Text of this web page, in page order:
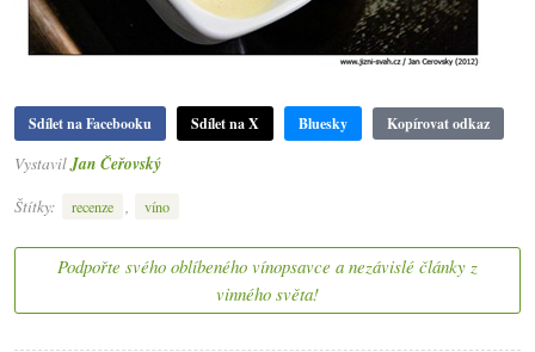
Sdílet na Facebooku Sdílet na X Bluesky Kopírovat odkaz
Vystavil Jan Čeřovský
Štítky:
recenze , víno
Podpořte svého oblíbeného vínopsavce a nezávislé články z
vinného světa!